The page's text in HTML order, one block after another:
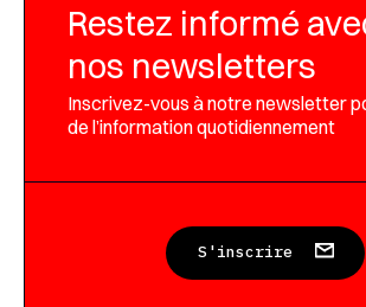
Restez informé
nos newsletters
Inscrivez-vous à notre newsletter
de l’information quotidiennement
S'inscrire